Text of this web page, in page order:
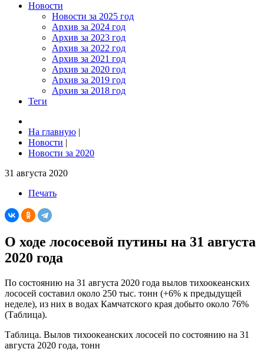
Новости
Новости за 2025 год
Архив за 2024 год
Архив за 2023 год
Архив за 2022 год
Архив за 2021 год
Архив за 2020 год
Архив за 2019 год
Архив за 2018 год
Теги
На главную |
Новости |
Новости за 2020
31 августа 2020
Печать
О ходе лососевой путины на 31 августа
2020 года
По состоянию на 31 августа 2020 года вылов тихоокеанских
лососей составил около 250 тыс. тонн (+6% к предыдущей
неделе), из них в водах Камчатского края добыто около 76%
(Таблица).
Таблица. Вылов тихоокеанских лососей по состоянию на 31
августа 2020 года, тонн